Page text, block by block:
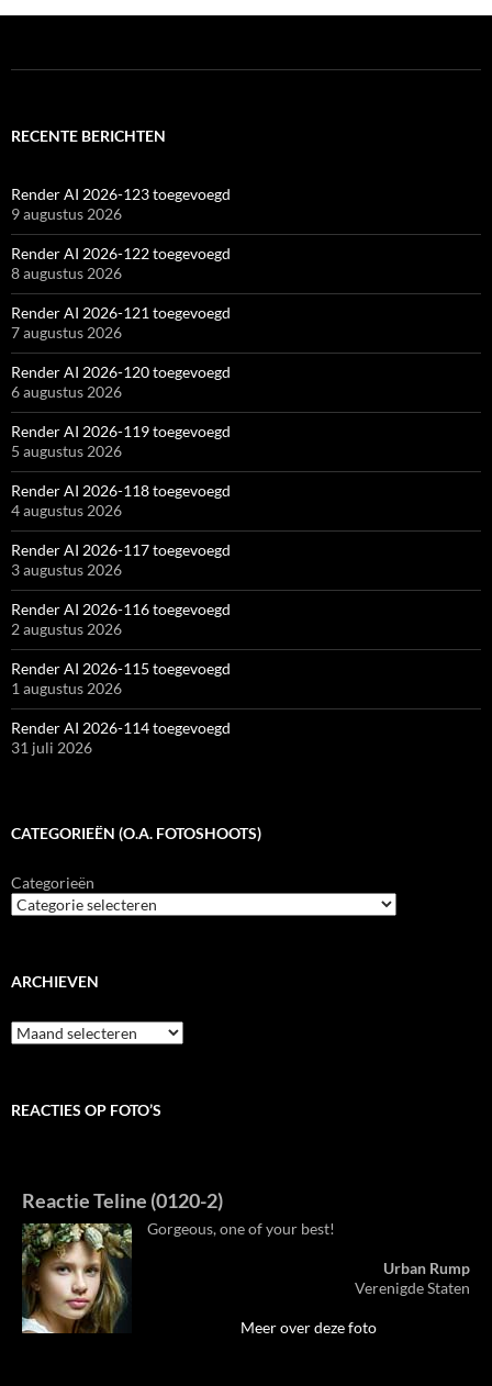
RECENTE BERICHTEN
Render AI 2026-123 toegevoegd
9 augustus 2026
Render AI 2026-122 toegevoegd
8 augustus 2026
Render AI 2026-121 toegevoegd
7 augustus 2026
Render AI 2026-120 toegevoegd
6 augustus 2026
Render AI 2026-119 toegevoegd
5 augustus 2026
Render AI 2026-118 toegevoegd
4 augustus 2026
Render AI 2026-117 toegevoegd
3 augustus 2026
Render AI 2026-116 toegevoegd
2 augustus 2026
Render AI 2026-115 toegevoegd
1 augustus 2026
Render AI 2026-114 toegevoegd
31 juli 2026
CATEGORIEËN (O.A. FOTOSHOOTS)
Categorieën
ARCHIEVEN
Archieven
REACTIES OP FOTO’S
Reactie Teline (0120-2)
Gorgeous, one of your best!
Urban Rump
Verenigde Staten
Meer over deze foto